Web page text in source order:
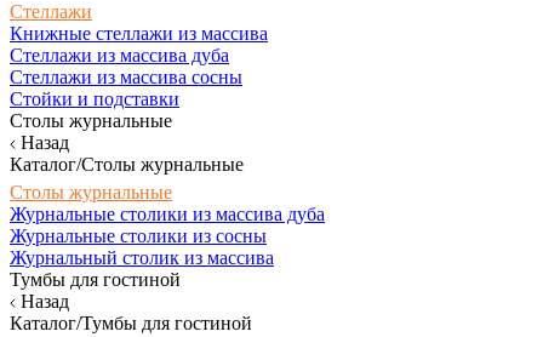
Стеллажи
Книжные стеллажи из массива
Стеллажи из массива дуба
Стеллажи из массива сосны
Стойки и подставки
Столы журнальные
Назад
Каталог/Столы журнальные
Столы журнальные
Журнальные столики из массива дуба
Журнальные столики из сосны
Журнальный столик из массива
Тумбы для гостиной
Назад
Каталог/Тумбы для гостиной